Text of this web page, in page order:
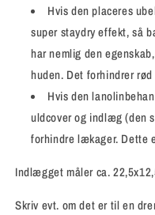
Hvis den placeres
super staydry effekt, så
har nemlig den
huden. Det forhindrer
Hvis den
uldcover og indlæg (den
forhindre lækager. Dette
Indlægget måler ca.
Skriv evt. om det er til en